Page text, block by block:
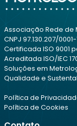
Associação Rede de
CNPJ 97.130.207/0001-
Certificada ISO 9001
Acreditada ISO/IEC
Soluções em
Qualidade e
Política de
Política de Cookies